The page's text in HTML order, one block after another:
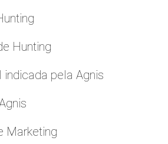
Hunting
pela Agnis
Marketing